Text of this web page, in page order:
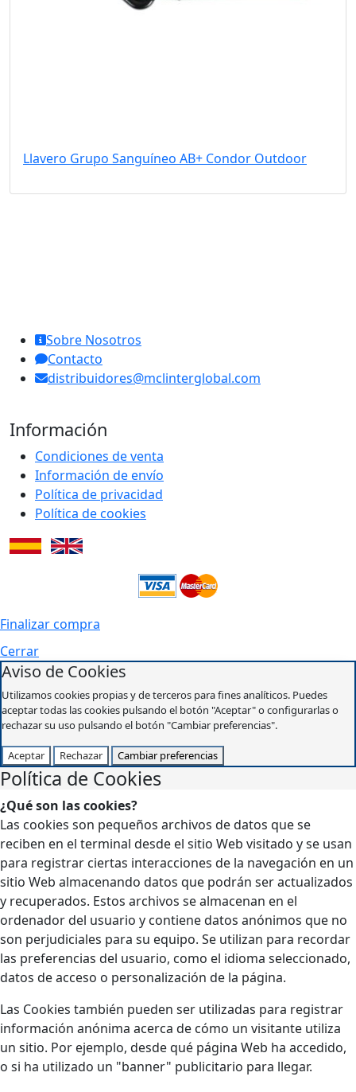
Llavero Grupo Sanguíneo AB+ Condor Outdoor
Sobre Nosotros
Contacto
distribuidores@mclinterglobal.com
Información
Condiciones de venta
Información de envío
Política de privacidad
Política de cookies
Finalizar compra
Cerrar
Aviso de Cookies
Utilizamos cookies propias y de terceros para fines analíticos. Puedes
aceptar todas las cookies pulsando el botón "Aceptar" o configurarlas o
rechazar su uso pulsando el botón "Cambiar preferencias".
Aceptar Rechazar Cambiar preferencias
Política de Cookies
¿Qué son las cookies?
Las cookies son pequeños archivos de datos que se
reciben en el terminal desde el sitio Web visitado y se usan
para registrar ciertas interacciones de la navegación en un
sitio Web almacenando datos que podrán ser actualizados
y recuperados. Estos archivos se almacenan en el
ordenador del usuario y contiene datos anónimos que no
son perjudiciales para su equipo. Se utilizan para recordar
las preferencias del usuario, como el idioma seleccionado,
datos de acceso o personalización de la página.
Las Cookies también pueden ser utilizadas para registrar
información anónima acerca de cómo un visitante utiliza
un sitio. Por ejemplo, desde qué página Web ha accedido,
o si ha utilizado un "banner" publicitario para llegar.